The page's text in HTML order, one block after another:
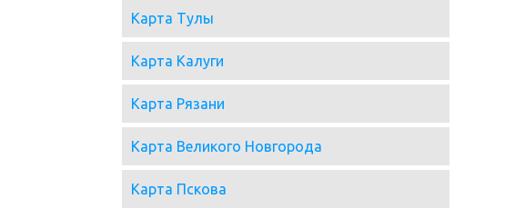
Карта Тулы
Карта Калуги
Карта Рязани
Карта Великого Новгорода
Карта Пскова